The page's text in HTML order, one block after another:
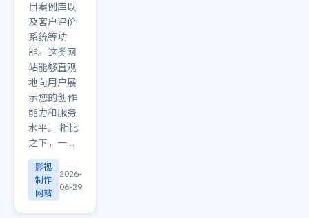
目案例库以
及客户评价
系统等功
能。这类网
站能够直观
地向用户展
示您的创作
能力和服务
水平。 相比
之下，一…
影视
制作
网站
2026-
06-29